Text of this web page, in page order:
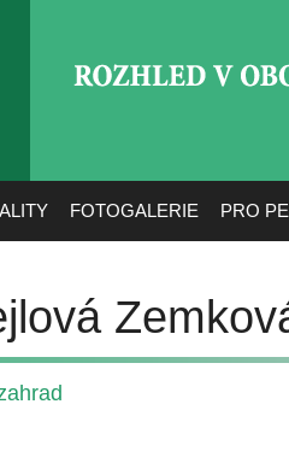
FOTOGALERIE PRO